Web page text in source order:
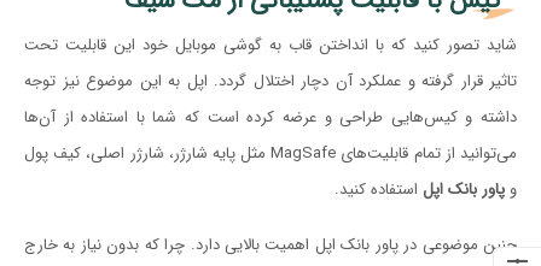
شاید تصور کنید که با انداختن قاب به گوشی موبایل خود این قابلیت تحت
تاثیر قرار گرفته و عملکرد آن دچار اختلال گردد. اپل به این موضوع نیز توجه
داشته و کیس‌هایی طراحی و عرضه کرده است که شما با استفاده از آن‌ها
می‌توانید از تمام قابلیت‌های MagSafe مثل پایه شارژر، شارژر اصلی، کیف پول
و پاور بانک اپل استفاده کنید.
چنین موضوعی در پاور بانک اپل اهمیت بالایی دارد. چرا که بدون نیاز به خارج